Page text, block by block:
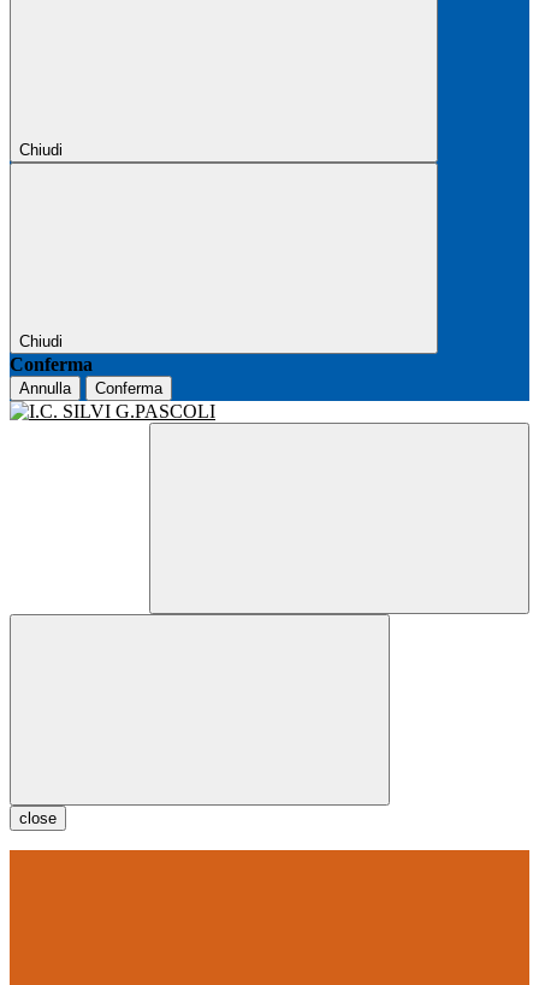
Chiudi
Chiudi
Conferma
Annulla Conferma
close